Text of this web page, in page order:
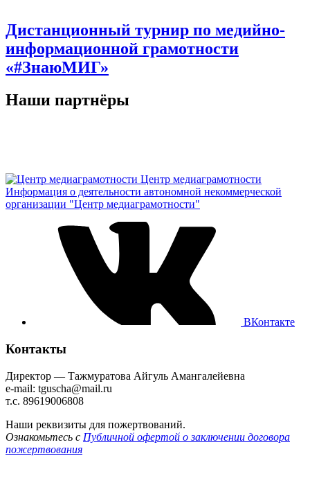
Дистанционный турнир по медийно-
информационной грамотности
«#ЗнаюМИГ»
Наши партнёры
Центр медиаграмотности
Информация о деятельности автономной некоммерческой
организации "Центр медиаграмотности"
ВКонтакте
Контакты
Директор — Тажмуратова Айгуль Амангалейевна
e-mail: tguscha@mail.ru
т.с. 89619006808
Наши реквизиты для пожертвований.
Ознакомьтесь с Публичной офертой о заключении договора
пожертвования